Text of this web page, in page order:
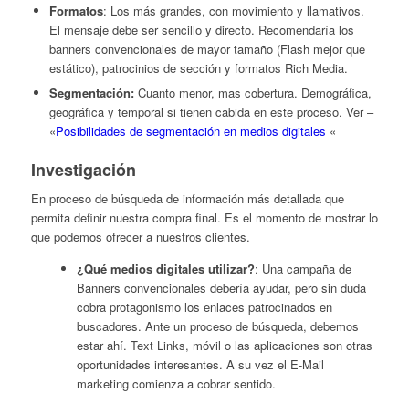
Formatos: Los más grandes, con movimiento y llamativos.
El mensaje debe ser sencillo y directo. Recomendaría los
banners convencionales de mayor tamaño (Flash mejor que
estático), patrocinios de sección y formatos Rich Media.
Segmentación:Cuanto menor, mas cobertura. Demográfica,
geográfica y temporal si tienen cabida en este proceso. Ver –
«Posibilidades de segmentación en medios digitales «
Investigación
En proceso de búsqueda de información más detallada que
permita definir nuestra compra final. Es el momento de mostrar lo
que podemos ofrecer a nuestros clientes.
¿Qué medios digitales utilizar?: Una campaña de
Banners convencionales debería ayudar, pero sin duda
cobra protagonismo los enlaces patrocinados en
buscadores. Ante un proceso de búsqueda, debemos
estar ahí. Text Links, móvil o las aplicaciones son otras
oportunidades interesantes. A su vez el E-Mail
marketing comienza a cobrar sentido.